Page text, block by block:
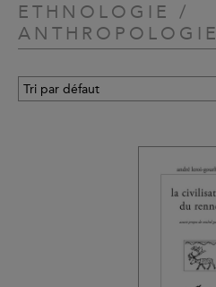
ETHNOLOGIE /
ANTHROPOLOGIE